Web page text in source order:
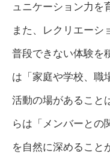
ュニケーション力を
また、レクリエーシ
普段できない体験を
は「家庭や学校、職
活動の場があること
らは「メンバーとの
を自然に深めること